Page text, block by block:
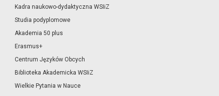
Kadra naukowo-dydaktyczna WSIiZ
Studia podyplomowe
Akademia 50 plus
Erasmus+
Centrum Języków Obcych
Biblioteka Akademicka WSIiZ
Wielkie Pytania w Nauce